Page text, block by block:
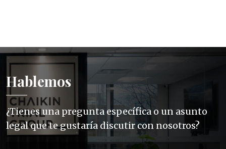
Hablemos
¿Tienes una pregunta específica o un asunto
legal que te gustaría discutir con nosotros?